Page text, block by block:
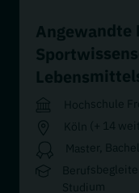
Angewandte
Hochschule
Köln (+ 14
Master,
Studium